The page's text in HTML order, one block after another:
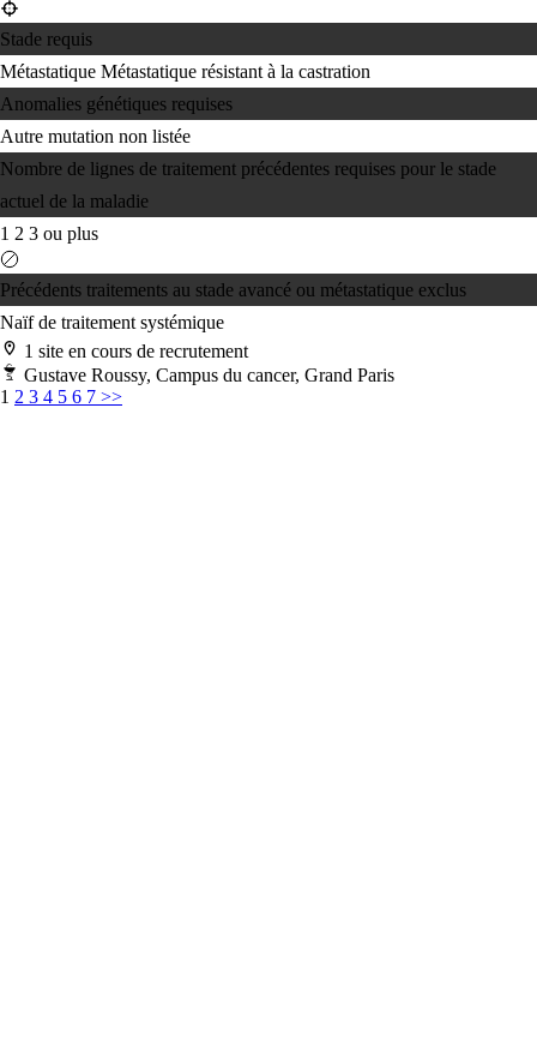
Stade requis
Métastatique Métastatique résistant à la castration
Anomalies génétiques requises
Autre mutation non listée
Nombre de lignes de traitement précédentes requises pour le stade
actuel de la maladie
1 2 3 ou plus
Précédents traitements au stade avancé ou métastatique exclus
Naïf de traitement systémique
1 site en cours de recrutement
Gustave Roussy, Campus du cancer, Grand Paris
1 2 3 4 5 6 7 >>